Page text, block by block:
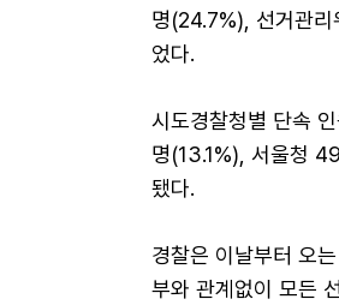
명(24.7%), 선거관
었다.
시도경찰청별 단속
명(13.1%), 서울청
됐다.
경찰은 이날부터 오
부와 관계없이 모든